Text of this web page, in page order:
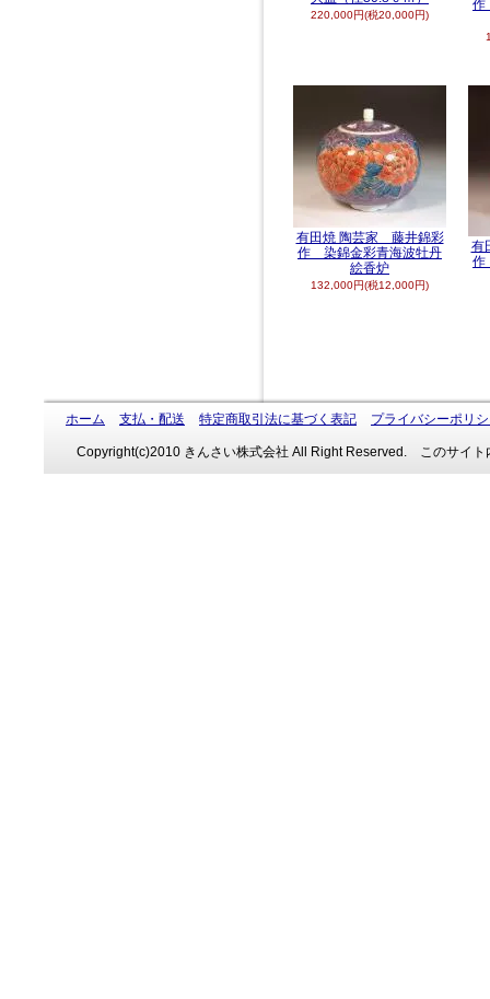
220,000円(税20,000円)
作
有田焼 陶芸家 藤井錦彩
作 染錦金彩青海波牡丹
絵香炉
132,000円(税12,000円)
有
作
ホーム 支払・配送 特定商取引法に基づく表記 プライバシーポリ
Copyright(c)2010 きんさい株式会社 All Right Reserved. このサイト